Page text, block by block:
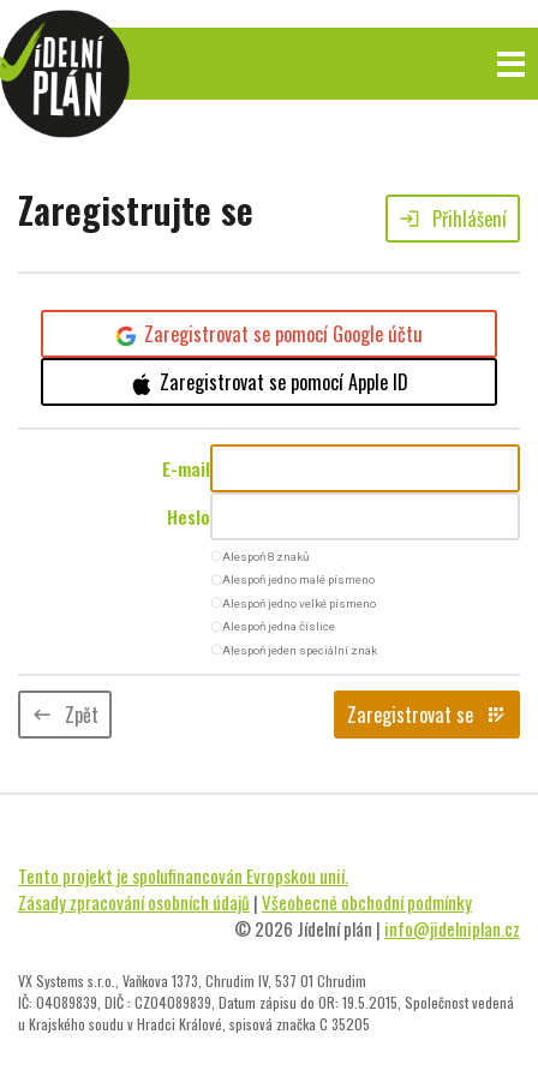
Zaregistrujte se login Přihlášení
Zaregistrovat se pomocí Google účtu
Zaregistrovat se pomocí Apple ID
E-mail
Heslo
radio_button_uncheckedAlespoň 8 znaků
radio_button_uncheckedAlespoň jedno malé písmeno
radio_button_uncheckedAlespoň jedno velké písmeno
radio_button_uncheckedAlespoň jedna číslice
radio_button_uncheckedAlespoň jeden speciální znak
keyboard_backspace Zpět Zaregistrovat se app_registration
Tento projekt je spolufinancován Evropskou unií.
Zásady zpracování osobních údajů |Všeobecné obchodní podmínky
© 2026 Jídelní plán | info@jidelniplan.cz
VX Systems s.r.o., Vaňkova 1373, Chrudim IV, 537 01 Chrudim
IČ: 04089839, DIČ : CZ04089839, Datum zápisu do OR: 19.5.2015, Společnost vedená
u Krajského soudu v Hradci Králové, spisová značka C 35205